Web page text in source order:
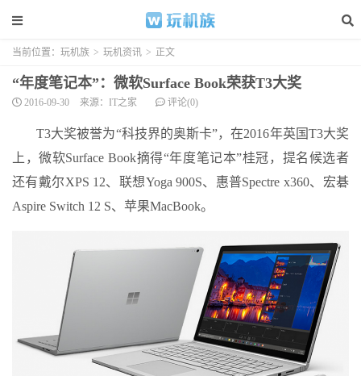
当前位置： 玩机族 > 玩机资讯 > 正文
“年度笔记本”：微软Surface Book荣获T3大奖
2016-09-30 来源：IT之家 评论(0)
T3大奖被誉为“科技界的奥斯卡”，在2016年英国T3大奖
上，微软Surface Book摘得“年度笔记本”桂冠，提名候选者
还有戴尔XPS 12、联想Yoga 900S、惠普Spectre x360、宏碁
Aspire Switch 12 S、苹果MacBook。